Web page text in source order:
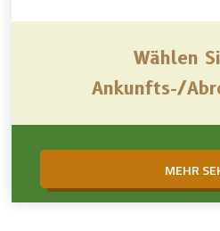
Wählen
Ankunfts-/
MEHR